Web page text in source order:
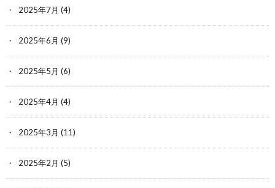
2025年7月 (4)
2025年6月 (9)
2025年5月 (6)
2025年4月 (4)
2025年3月 (11)
2025年2月 (5)